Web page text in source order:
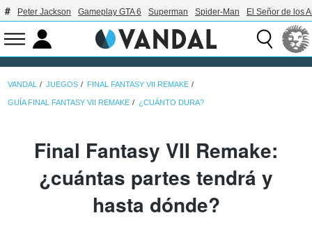
Peter Jackson Gameplay GTA 6 Superman Spider-Man El Señor de los
VANDAL JUEGOS FINAL FANTASY VII REMAKE
GUÍA FINAL FANTASY VII REMAKE ¿CUÁNTO DURA?
Final Fantasy VII Remake:
¿cuántas partes tendrá y
hasta dónde?